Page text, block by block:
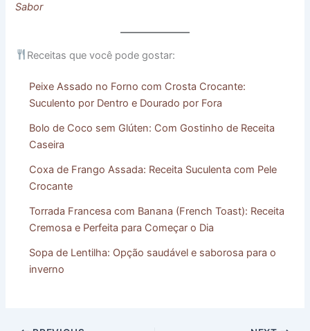
Sabor
Receitas que você pode gostar:
Peixe Assado no Forno com Crosta Crocante:
Suculento por Dentro e Dourado por Fora
Bolo de Coco sem Glúten: Com Gostinho de Receita
Caseira
Coxa de Frango Assada: Receita Suculenta com Pele
Crocante
Torrada Francesa com Banana (French Toast): Receita
Cremosa e Perfeita para Começar o Dia
Sopa de Lentilha: Opção saudável e saborosa para o
inverno